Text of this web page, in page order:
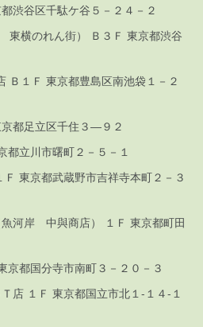
渋谷区千駄ケ谷５－２４－２
横のれん街） Ｂ３Ｆ 東京都渋谷
Ｂ１Ｆ 東京都豊島区南池袋１－２
都足立区千住３―９２
都立川市曙町２－５－１
東京都武蔵野市吉祥寺本町２－３
河岸 中與商店） １Ｆ 東京都町田
京都国分寺市南町３－２０－３
店 １Ｆ 東京都国立市北１-１４-１